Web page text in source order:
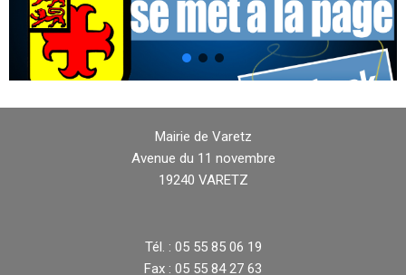
Mairie de Varetz
Avenue du 11 novembre
19240 VARETZ
Tél. : 05 55 85 06 19
Fax : 05 55 84 27 63